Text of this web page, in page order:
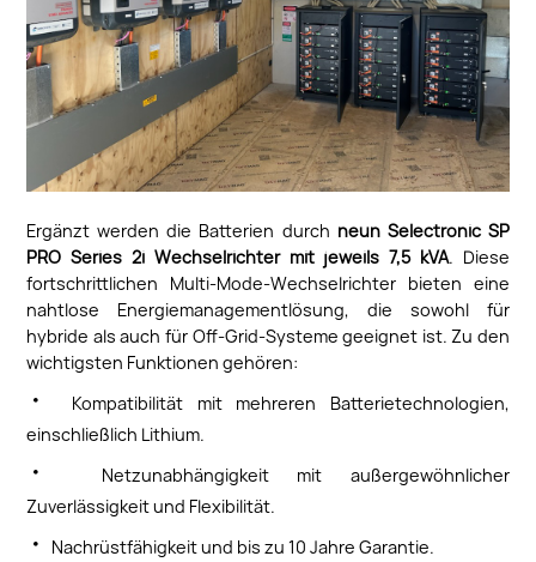
Ergänzt werden die Batterien durch neun Selectronic SP
PRO Series 2i Wechselrichter mit jeweils 7,5 kVA. Diese
fortschrittlichen Multi-Mode-Wechselrichter bieten eine
nahtlose Energiemanagementlösung, die sowohl für
hybride als auch für Off-Grid-Systeme geeignet ist. Zu den
wichtigsten Funktionen gehören:
·
Kompatibilität mit mehreren Batterietechnologien,
einschließlich Lithium.
·
Netzunabhängigkeit mit außergewöhnlicher
Zuverlässigkeit und Flexibilität.
· Nachrüstfähigkeit und bis zu 10 Jahre Garantie.